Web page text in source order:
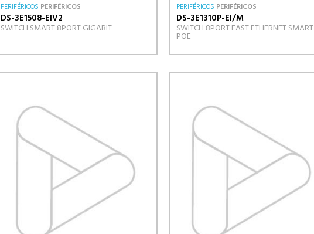
PERIFÉRICOS PERIFÉRICOS
DS-3E1508-EIV2
SWITCH SMART 8PORT GIGABIT
PERIFÉRICOS PERIFÉRICOS
DS-3E1310P-EI/M
SWITCH 8PORT FAST ETHERNET SMART
POE